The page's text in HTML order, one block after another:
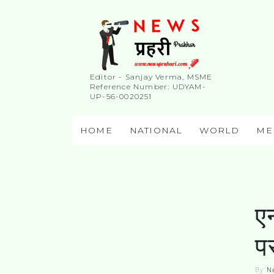
Editor - Sanjay Verma, MSME
Reference Number: UDYAM-
UP-56-0020251
HOME NATIONAL WORLD
By